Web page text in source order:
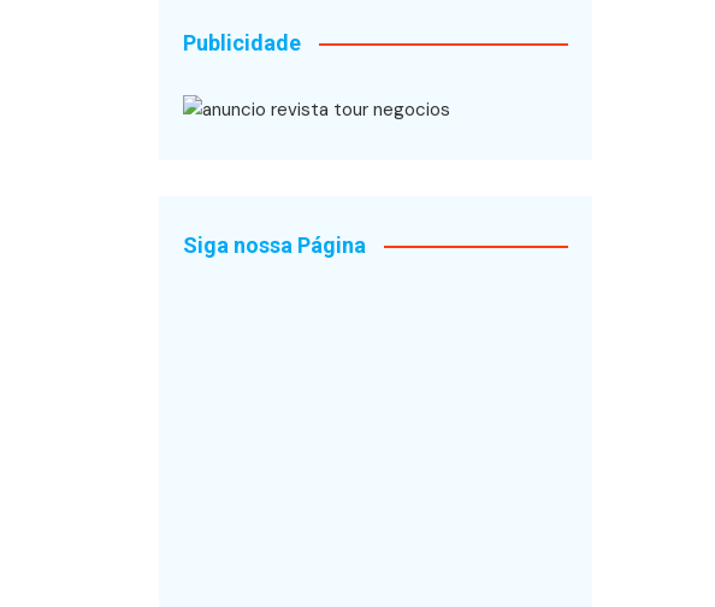
Publicidade
Siga nossa Página